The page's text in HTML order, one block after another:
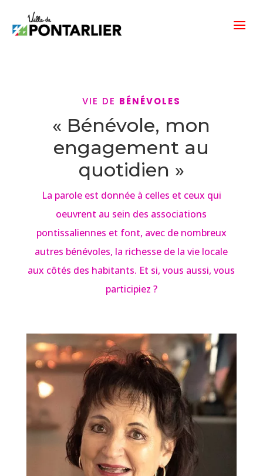
VIE DE BÉNÉVOLES
« Bénévole, mon
engagement au
quotidien »
La parole est donnée à celles et ceux qui
oeuvrent au sein des associations
pontissaliennes et font, avec de nombreux
autres bénévoles, la richesse de la vie locale
aux côtés des habitants. Et si, vous aussi, vous
participiez ?